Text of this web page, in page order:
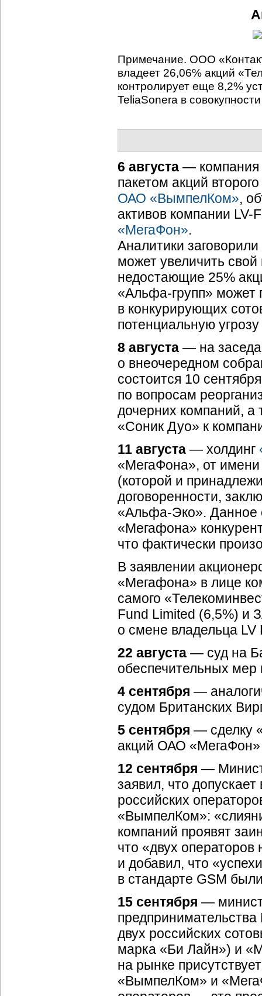
Примечание. ООО «
владеет 26,06% акций
контролирует еще 8,2%
TeliaSonera в
6 августа — компания
пакетом акций
ОАО «ВымпелКом»,
активов компании LV-
«МегаФон».
Аналитики
может увеличить свой
недостающие 25%
«Альфа-групп» может
в конкурирующих
потенциальную
8 августа — на
о внеочередном
состоится 10
по вопросам
дочерних компаний, а
«Соник Дуо» к
11 августа — холдинг
«МегаФона», от имени
(которой и
договоренности,
«Альфа-Эко». Данное
«Мегафона»
что фактически
В заявлении
«Мегафона» в лице
самого
Fund Limited (6,5%) и
о смене владельца
22 августа — суд на
обеспечительных мер
4 сентября —
судом Британских
5 сентября — сделку
акций ОАО
12 сентября —
заявил, что
российских
«ВымпелКом»:
компаний проявят
что «двух операторов
и добавил, что
в стандарте GSM
15 сентября —
двух российских
марка «Би Лайн») и
на рынке
«ВымпелКом» и